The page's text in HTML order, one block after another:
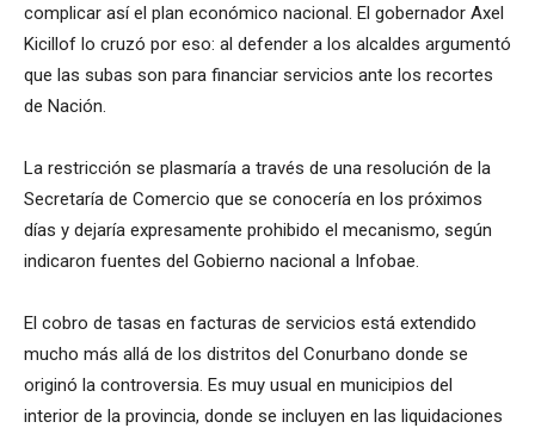
complicar así el plan económico nacional. El gobernador Axel
Kicillof lo cruzó por eso: al defender a los alcaldes argumentó
que las subas son para financiar servicios ante los recortes
de Nación.
La restricción se plasmaría a través de una resolución de la
Secretaría de Comercio que se conocería en los próximos
días y dejaría expresamente prohibido el mecanismo, según
indicaron fuentes del Gobierno nacional a Infobae.
El cobro de tasas en facturas de servicios está extendido
mucho más allá de los distritos del Conurbano donde se
originó la controversia. Es muy usual en municipios del
interior de la provincia, donde se incluyen en las liquidaciones